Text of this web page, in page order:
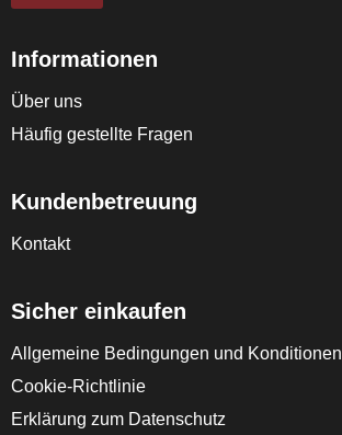
Informationen
Über uns
Häufig gestellte Fragen
Kundenbetreuung
Kontakt
Sicher einkaufen
Allgemeine Bedingungen und Konditionen
Cookie-Richtlinie
Erklärung zum Datenschutz